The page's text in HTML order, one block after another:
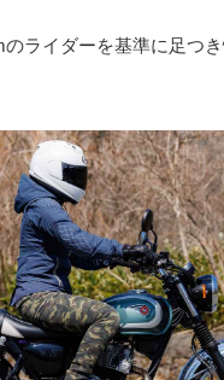
ライダーを基準に足つ